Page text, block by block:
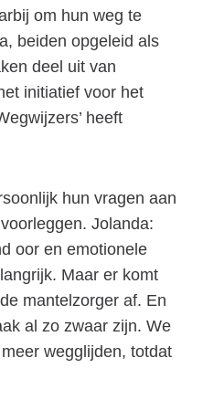
om hun weg te
beiden opgeleid als
deel uit van
initiatief voor het
heeft
hun vragen aan
Jolanda:
oor en emotionele
Maar er komt
mantelzorger af. En
al zo zwaar zijn. We
wegglijden, totdat